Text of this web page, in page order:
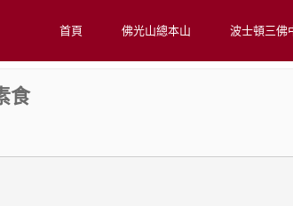
首頁 佛光山總本山 波士頓三佛
食